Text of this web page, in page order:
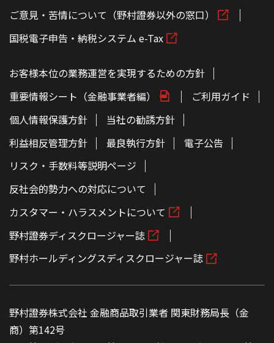
ご意見・苦情について（野村證券以外の窓口）
国税電子申告・納税システム e-Tax
お客様本位の業務運営を実現するための方針
重要情報シート（金融事業者編）
ご利用ガイド
個人情報保護方針
当社の勧誘方針
利益相反管理方針
最良執行方針
電子公告
リスク・手数料等説明ページ
反社会的勢力への対応について
カスタマー・ハラスメントについて
野村證券ディスクロージャー誌
野村ホールディングスディスクロージャー誌
野村證券株式会社 金融商品取引業者 関東財務局長（金
商）第142号